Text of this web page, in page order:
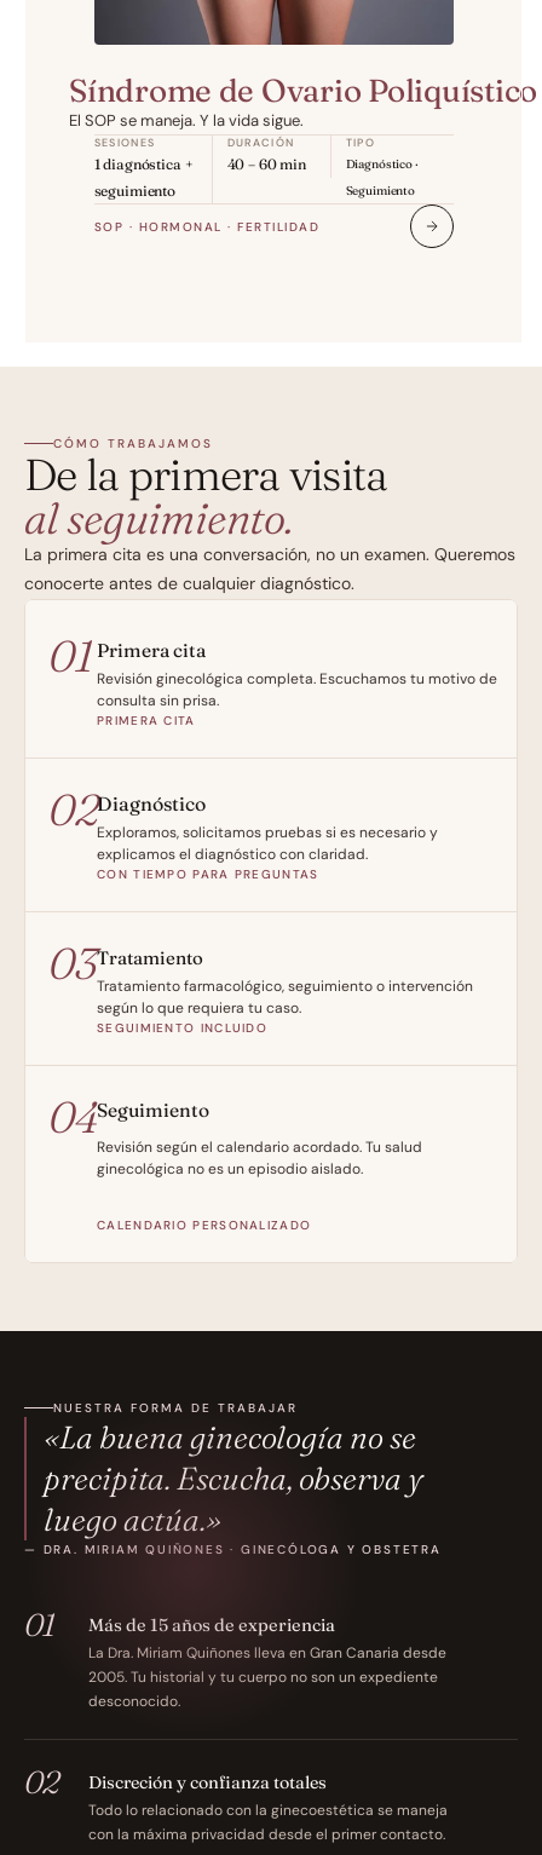
Síndrome de Ovario Poliquístico
El SOP se maneja. Y la vida sigue.
SESIONES
1 diagnóstica +
seguimiento
DURACIÓN
40 – 60 min
TIPO
Diagnóstico ·
Seguimiento
SOP · HORMONAL · FERTILIDAD
CÓMO TRABAJAMOS
De la primera visita
al seguimiento.
La primera cita es una conversación, no un examen. Queremos
conocerte antes de cualquier diagnóstico.
01 Primera cita
Revisión ginecológica completa. Escuchamos tu motivo de
consulta sin prisa.
PRIMERA CITA
02Diagnóstico
Exploramos, solicitamos pruebas si es necesario y
explicamos el diagnóstico con claridad.
CON TIEMPO PARA PREGUNTAS
03Tratamiento
Tratamiento farmacológico, seguimiento o intervención
según lo que requiera tu caso.
SEGUIMIENTO INCLUIDO
04Seguimiento
Revisión según el calendario acordado. Tu salud
ginecológica no es un episodio aislado.
CALENDARIO PERSONALIZADO
NUESTRA FORMA DE TRABAJAR
«La buena ginecología no se
precipita. Escucha, observa y
luego actúa.»
— DRA. MIRIAM QUIÑONES · GINECÓLOGA Y OBSTETRA
01 Más de 15 años de experiencia
La Dra. Miriam Quiñones lleva en Gran Canaria desde
2005. Tu historial y tu cuerpo no son un expediente
desconocido.
02 Discreción y confianza totales
Todo lo relacionado con la ginecoestética se maneja
con la máxima privacidad desde el primer contacto.